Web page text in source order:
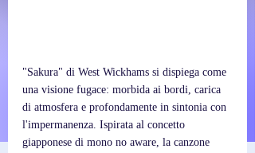
"Sakura" di West Wickhams si dispiega come
una visione fugace: morbida ai bordi, carica
di atmosfera e profondamente in sintonia con
l'impermanenza. Ispirata al concetto
giapponese di mono no aware, la canzone